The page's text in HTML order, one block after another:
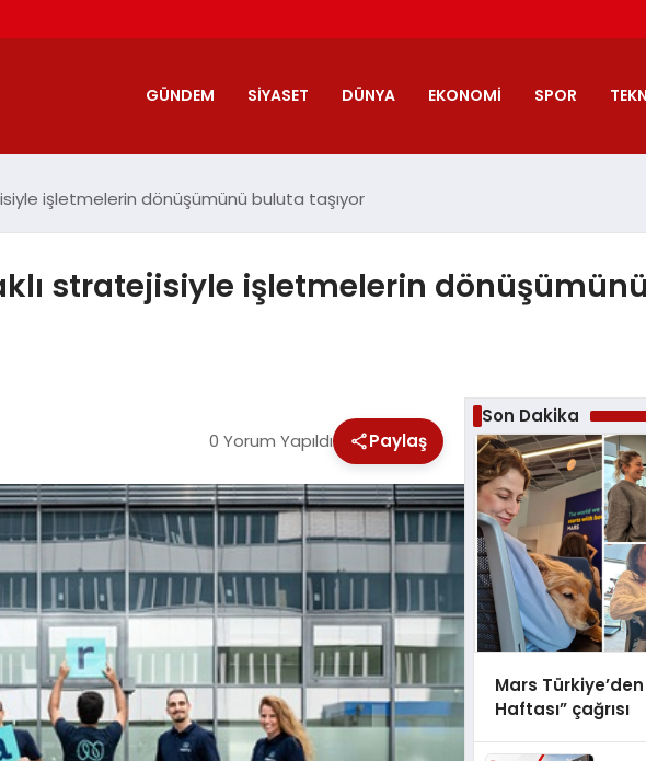
Mars
GÜNDEM SIYASET DÜNYA EKONOMI SPOR
işletmelerin dönüşümünü buluta taşıyor
stratejisiyle işletmelerin
0 Yorum Yapıldı Paylaş
Son Dakika
Mars
Haftası” çağrısı